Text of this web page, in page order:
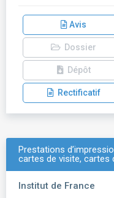
Avis
Dossier
Dépôt
Rectificatif
Prestations
cartes de visite, cartes
Institut de France